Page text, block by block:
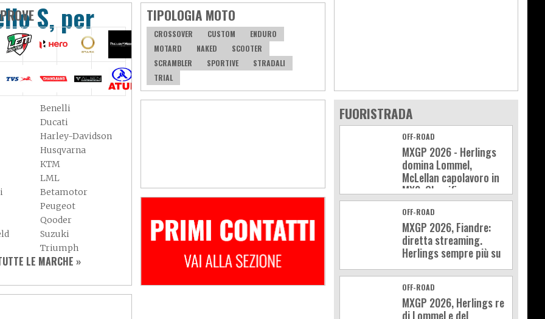
S, per
Benelli
Ducati
Harley-Davidson
Husqvarna
KTM
LML
Betamotor
Peugeot
Qooder
Suzuki
Triumph
Yamaha
LE MARCHE »
TIPOLOGIA MOTO
CROSSOVER CUSTOM
ENDURO
MOTARD
NAKED
SCOOTER
SCRAMBLER
SPORTIVE
STRADALI
TRIAL
FUORISTRADA
OFF-ROAD
MXGP 2026 - Herlings
domina Lommel,
McLellan capolavoro in
MX2. Classifica e
calendario
OFF-ROAD
MXGP 2026, Fiandre:
diretta streaming.
Herlings sempre più su
OFF-ROAD
MXGP 2026, Herlings re
di Lommel e del